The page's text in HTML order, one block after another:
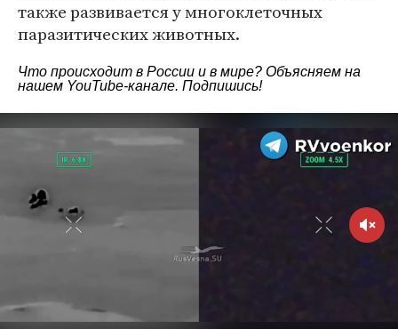
также развивается у многоклеточных
паразитических животных.
Что происходит в России и в мире? Объясняем на
нашем YouTube-канале. Подпишись!